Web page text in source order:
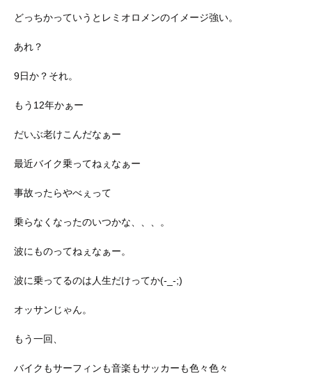
どっちかっていうとレミオロメンのイメージ強い。
あれ？
9日か？それ。
もう12年かぁー
だいぶ老けこんだなぁー
最近バイク乗ってねぇなぁー
事故ったらやべぇって
乗らなくなったのいつかな、、、。
波にものってねぇなぁー。
波に乗ってるのは人生だけってか(-_-;)
オッサンじゃん。
もう一回、
バイクもサーフィンも音楽もサッカーも色々色々